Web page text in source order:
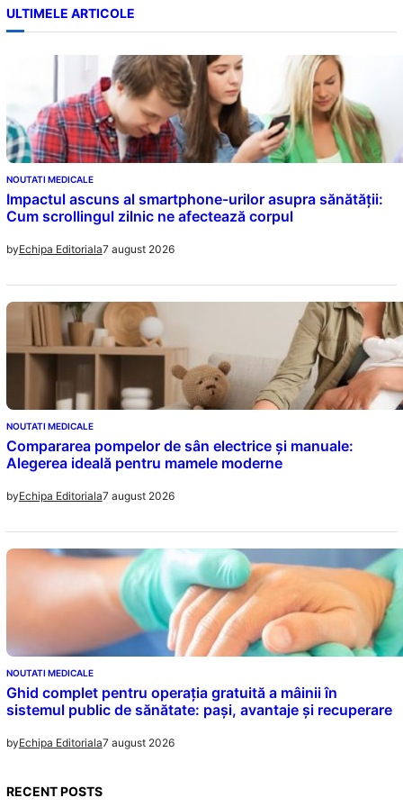
ULTIMELE ARTICOLE
NOUTATI MEDICALE
Impactul ascuns al smartphone-urilor asupra sănătății:
Cum scrollingul zilnic ne afectează corpul
byEchipa Editoriala7 august 2026
NOUTATI MEDICALE
Compararea pompelor de sân electrice și manuale:
Alegerea ideală pentru mamele moderne
byEchipa Editoriala7 august 2026
NOUTATI MEDICALE
Ghid complet pentru operația gratuită a mâinii în
sistemul public de sănătate: pași, avantaje și recuperare
byEchipa Editoriala7 august 2026
RECENT POSTS